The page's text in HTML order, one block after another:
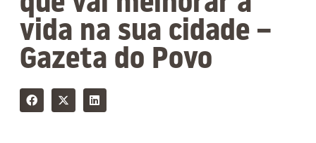
vida na sua cidade –
Gazeta do Povo